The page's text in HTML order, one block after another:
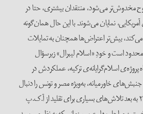
مخدوش‌تر می‌شود، منتقدان بیشتری، حتا در
نمایان می‌شوند. با این حال همان‌گونه
بیش‌تر اعتراض‌ها همچنان به تمایلات
محدود است و خودِ «اسلام لیبرال» زیرسؤال
اسلام‌گرایانه‌ی ترکیه، عملکردش در
جنبش‌های خاورمیانه، به‌ویژه مصر و تونس را دنبال
می‌کند که از سال ۲۰۱۱ به بعد تلاش‌های بسیاری برای تقلید از آ.ک.پ